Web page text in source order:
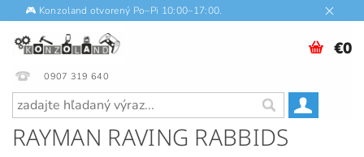
🎮 Konzoland otvorený Po–Pi 10:00–17:00.
0907 319 640
€0
RAYMAN RAVING RABBIDS